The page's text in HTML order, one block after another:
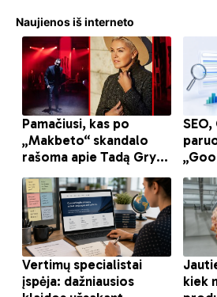
Naujienos iš interneto